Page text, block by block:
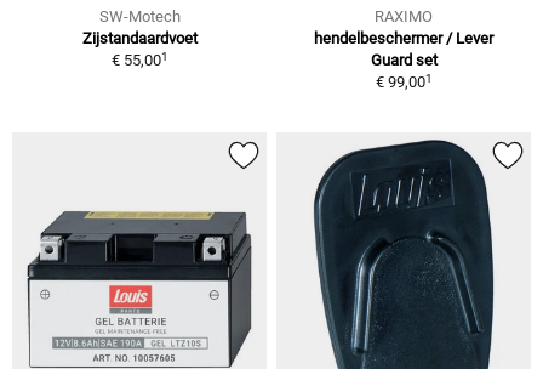
SW-Motech
Zijstandaardvoet
€ 55,001
RAXIMO
hendelbeschermer / Lever
Guard set
€ 99,001